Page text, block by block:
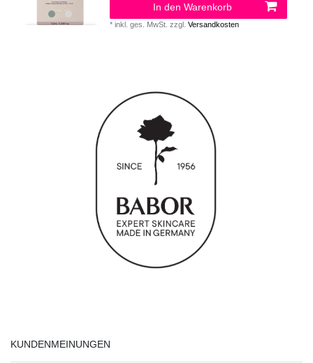
In den Warenkorb
*inkl. ges. MwSt. zzgl.Versandkosten
KUNDENMEINUNGEN